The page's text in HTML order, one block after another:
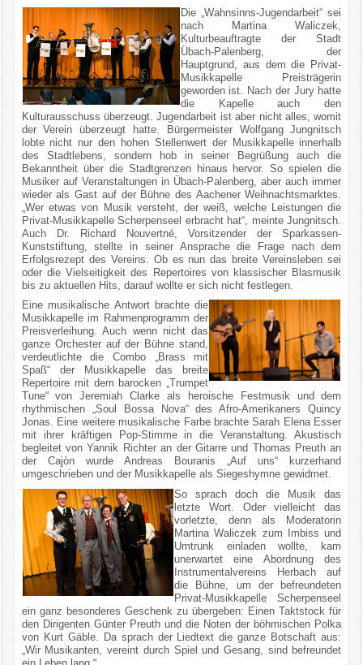
Die „Wahnsinns-Jugendarbeit“ sei
nach Martina Waliczek,
Kulturbeauftragte der Stadt
Übach-Palenberg, der
Hauptgrund, aus dem die Privat-
Musikkapelle Preisträgerin
geworden ist. Nach der Jury hatte
die Kapelle auch den
Kulturausschuss überzeugt. Jugendarbeit ist aber nicht alles, womit
der Verein überzeugt hatte. Bürgermeister Wolfgang Jungnitsch
lobte nicht nur den hohen Stellenwert der Musikkapelle innerhalb
des Stadtlebens, sondern hob in seiner Begrüßung auch die
Bekanntheit über die Stadtgrenzen hinaus hervor. So spielen die
Musiker auf Veranstaltungen in Übach-Palenberg, aber auch immer
wieder als Gast auf der Bühne des Aachener Weihnachtsmarktes.
„Wer etwas von Musik versteht, der weiß, welche Leistungen die
Privat-Musikkapelle Scherpenseel erbracht hat“, meinte Jungnitsch.
Auch Dr. Richard Nouvertné, Vorsitzender der Sparkassen-
Kunststiftung, stellte in seiner Ansprache die Frage nach dem
Erfolgsrezept des Vereins. Ob es nun das breite Vereinsleben sei
oder die Vielseitigkeit des Repertoires von klassischer Blasmusik
bis zu aktuellen Hits, darauf wollte er sich nicht festlegen.
Eine musikalische Antwort brachte die
Musikkapelle im Rahmenprogramm der
Preisverleihung. Auch wenn nicht das
ganze Orchester auf der Bühne stand,
verdeutlichte die Combo „Brass mit
Spaß“ der Musikkapelle das breite
Repertoire mit dem barocken „Trumpet
Tune“ von Jeremiah Clarke als heroische Festmusik und dem
rhythmischen „Soul Bossa Nova“ des Afro-Amerikaners Quincy
Jonas. Eine weitere musikalische Farbe brachte Sarah Elena Esser
mit ihrer kräftigen Pop-Stimme in die Veranstaltung. Akustisch
begleitet von Yannik Richter an der Gitarre und Thomas Preuth an
der Cajòn wurde Andreas Bouranis „Auf uns“ kurzerhand
umgeschrieben und der Musikkapelle als Siegeshymne gewidmet.
So sprach doch die Musik das
letzte Wort. Oder vielleicht das
vorletzte, denn als Moderatorin
Martina Waliczek zum Imbiss und
Umtrunk einladen wollte, kam
unerwartet eine Abordnung des
Instrumentalvereins Herbach auf
die Bühne, um der befreundeten
Privat-Musikkapelle Scherpenseel
ein ganz besonderes Geschenk zu übergeben: Einen Taktstock für
den Dirigenten Günter Preuth und die Noten der böhmischen Polka
von Kurt Gäble. Da sprach der Liedtext die ganze Botschaft aus:
„Wir Musikanten, vereint durch Spiel und Gesang, sind befreundet